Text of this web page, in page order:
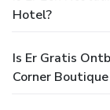
Hotel?
Is Er Gratis
Corner